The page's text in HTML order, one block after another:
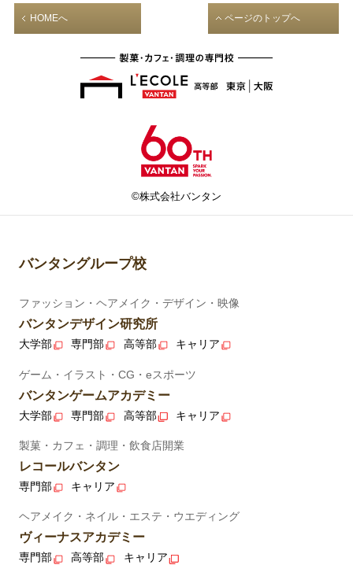
HOMEへ ページのトップへ
©株式会社バンタン
バンタングループ校
ファッション・ヘアメイク・デザイン・映像
バンタンデザイン研究所
大学部 専門部 高等部 キャリア
ゲーム・イラスト・CG・eスポーツ
バンタンゲームアカデミー
大学部 専門部 高等部 キャリア
製菓・カフェ・調理・飲食店開業
レコールバンタン
専門部 キャリア
ヘアメイク・ネイル・エステ・ウエディング
ヴィーナスアカデミー
専門部 高等部 キャリア